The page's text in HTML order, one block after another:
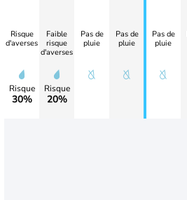
Risque
d'averses
Risque
30%
Faible
risque
d'averses
Risque
20%
Pas de
pluie
Pas de
pluie
Pas de
pluie